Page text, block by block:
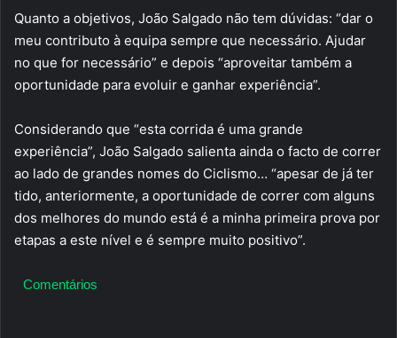
Quanto a objetivos, João Salgado não tem dúvidas: “dar o
meu contributo à equipa sempre que necessário. Ajudar
no que for necessário” e depois “aproveitar também a
oportunidade para evoluir e ganhar experiência”.
Considerando que “esta corrida é uma grande
experiência”, João Salgado salienta ainda o facto de correr
ao lado de grandes nomes do Ciclismo… “apesar de já ter
tido, anteriormente, a oportunidade de correr com alguns
dos melhores do mundo está é a minha primeira prova por
etapas a este nível e é sempre muito positivo”.
Comentários